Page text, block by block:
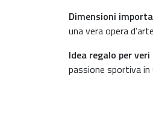
Dimensioni
una vera opera
Idea regalo per
passione sportiva